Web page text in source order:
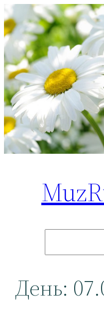
Перейти
к
содержимому
День: